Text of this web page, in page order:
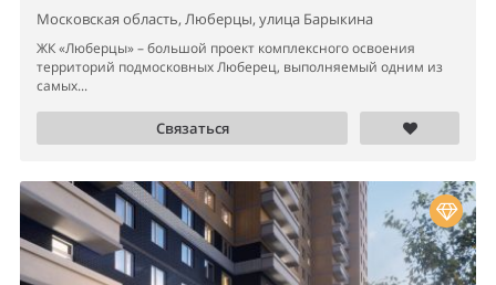
Московская область, Люберцы, улица Барыкина
ЖК «Люберцы» – большой проект комплексного освоения
территорий подмосковных Люберец, выполняемый одним из
самых...
Связаться